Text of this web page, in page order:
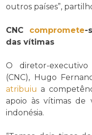
outros países”,
CNC compromete-
das vítimas
O diretor-
(CNC), Hugo
atribuiu a
apoio às vítimas de
indonésia.